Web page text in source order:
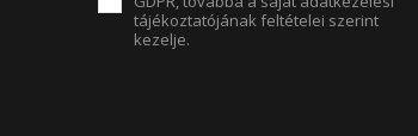
tájékoztatójának feltételei szerint
kezelje.